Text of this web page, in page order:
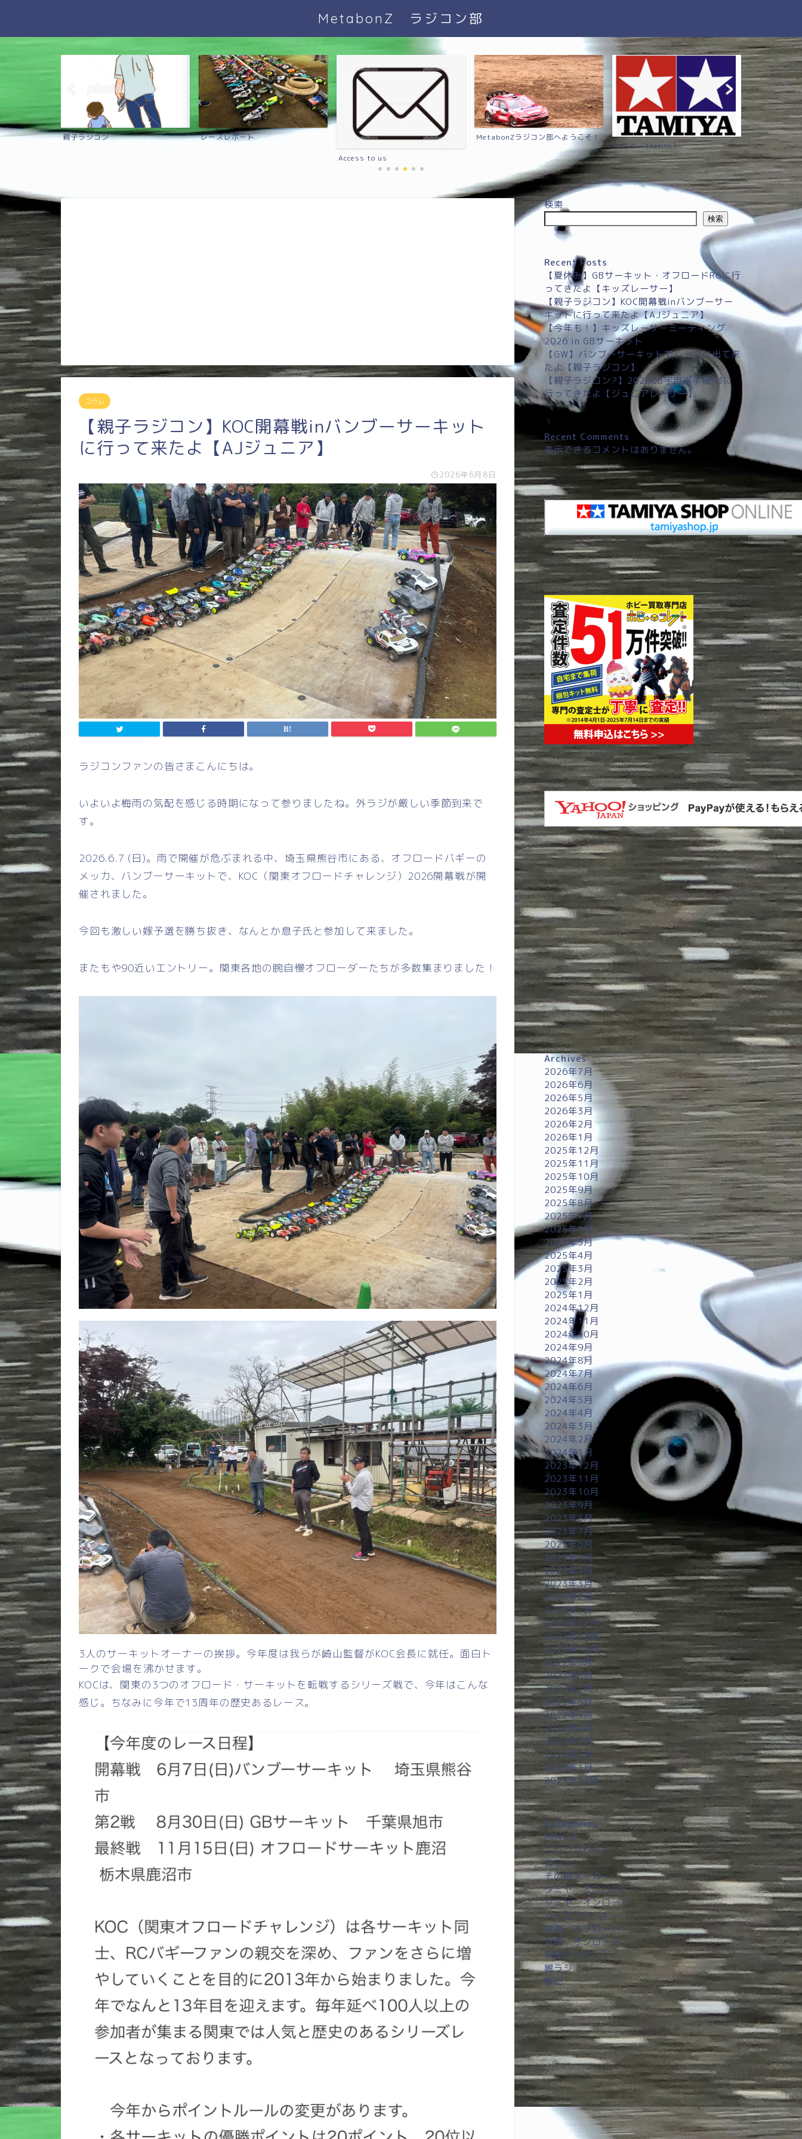
MetabonZ ラジコン部
イテッド） 親子ラジコン レースレポート
Access to us
MetabonZラジコン部へようこそ！
タミヤ（TAMIYA）
Associated
のラジコン
コラム
【親子ラジコン】KOC開幕戦inバンブーサーキット
に行って来たよ【AJジュニア】
2026年6月8日
ラジコンファンの皆さまこんにちは。
いよいよ梅雨の気配を感じる時期になって参りましたね。外ラジが厳しい季節到来で
す。
2026.6.7 (日)。雨で開催が危ぶまれる中、埼玉県熊谷市にある、オフロードバギーの
メッカ、バンブーサーキットで、KOC（関東オフロードチャレンジ）2026開幕戦が開
催されました。
今回も激しい嫁予選を勝ち抜き、なんとか息子氏と参加して来ました。
またもや90近いエントリー。関東各地の腕自慢オフローダーたちが多数集まりました！
3人のサーキットオーナーの挨拶。今年度は我らが崎山監督がKOC会長に就任。面白ト
ークで会場を沸かせます。
KOCは、関東の3つのオフロード・サーキットを転戦するシリーズ戦で、今年はこんな
感じ。ちなみに今年で13周年の歴史あるレース。
検索
検索
Recent Posts
【夏休み】GBサーキット・オフロードR6に行
ってきたよ【キッズレーサー】
【親子ラジコン】KOC開幕戦inバンブーサー
キットに行って来たよ【AJジュニア】
【今年も！】キッズレーサーミーティング
2026 in GBサーキット
【GW】バンブーサーキットでレースに出て来
たよ【親子ラジコン】
【親子ラジコン?】2026GB宇宙選手権R3に
行ってきたよ【ジュニアレーサー】
Recent Comments
表示できるコメントはありません。
Archives
2026年7月
2026年6月
2026年5月
2026年3月
2026年2月
2026年1月
2025年12月
2025年11月
2025年10月
2025年9月
2025年8月
2025年7月
2025年6月
2025年5月
2025年4月
2025年3月
2025年2月
2025年1月
2024年12月
2024年11月
2024年10月
2024年9月
2024年8月
2024年7月
2024年6月
2024年5月
2024年4月
2024年3月
2024年2月
2024年1月
2023年12月
2023年11月
2023年10月
2023年9月
2023年8月
2023年7月
2023年6月
2023年5月
2023年4月
2023年3月
2023年2月
2023年1月
2022年12月
2022年11月
2022年10月
2022年9月
2022年8月
2022年7月
2022年6月
2022年5月
2022年4月
2022年3月
2022年2月
2022年1月
2021年12月
Categories
MINI-Z
エンジンバギー
コラム
その他メーカー
タミヤ オフロード
タミヤ オンロード
ハイエンドバギー
京商 オフロード
京商 オンロード
京商ビンテージ
緩ラジ
雑記